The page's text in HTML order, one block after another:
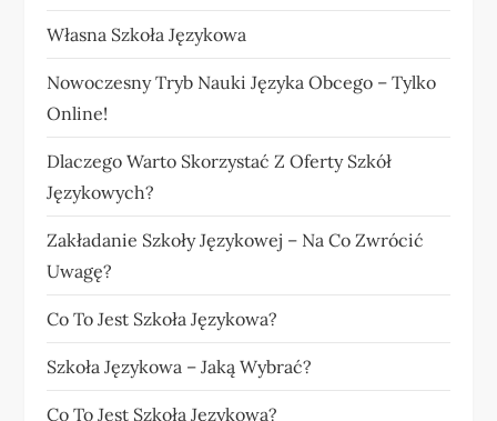
Własna Szkoła Językowa
Nowoczesny Tryb Nauki Języka Obcego – Tylko
Online!
Dlaczego Warto Skorzystać Z Oferty Szkół
Językowych?
Zakładanie Szkoły Językowej – Na Co Zwrócić
Uwagę?
Co To Jest Szkoła Językowa?
Szkoła Językowa – Jaką Wybrać?
Co To Jest Szkoła Językowa?